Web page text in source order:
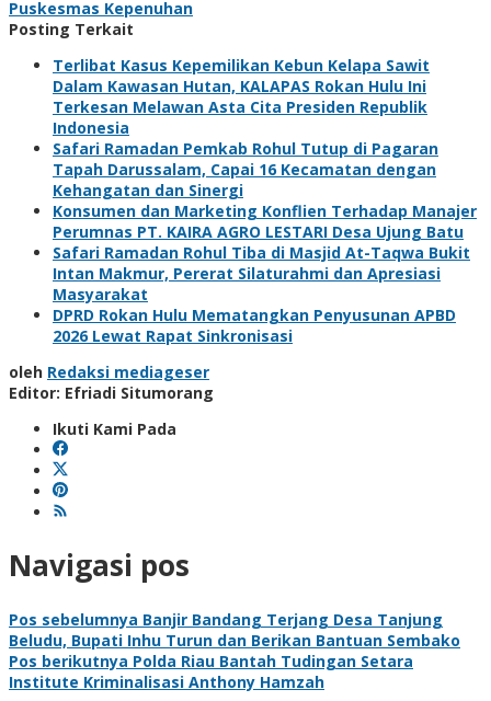
Puskesmas Kepenuhan
Posting Terkait
Terlibat Kasus Kepemilikan Kebun Kelapa Sawit
Dalam Kawasan Hutan, KALAPAS Rokan Hulu Ini
Terkesan Melawan Asta Cita Presiden Republik
Indonesia
Safari Ramadan Pemkab Rohul Tutup di Pagaran
Tapah Darussalam, Capai 16 Kecamatan dengan
Kehangatan dan Sinergi
Konsumen dan Marketing Konflien Terhadap Manajer
Perumnas PT. KAIRA AGRO LESTARI Desa Ujung Batu
Safari Ramadan Rohul Tiba di Masjid At-Taqwa Bukit
Intan Makmur, Pererat Silaturahmi dan Apresiasi
Masyarakat
DPRD Rokan Hulu Mematangkan Penyusunan APBD
2026 Lewat Rapat Sinkronisasi
oleh Redaksi mediageser
Editor: Efriadi Situmorang
Ikuti Kami Pada
Navigasi pos
Pos sebelumnya Banjir Bandang Terjang Desa Tanjung
Beludu, Bupati Inhu Turun dan Berikan Bantuan Sembako
Pos berikutnya Polda Riau Bantah Tudingan Setara
Institute Kriminalisasi Anthony Hamzah